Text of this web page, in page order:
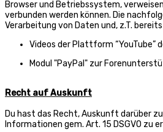
Browser und Betriebssystem,
verbunden werden können. Die
Verarbeitung von Daten und, z.T.
Videos der Plattform “YouTube”
Modul "PayPal" zur
Recht auf Auskunft
Du hast das Recht, Auskunft darüber
Informationen gem. Art. 15 DSGVO zu